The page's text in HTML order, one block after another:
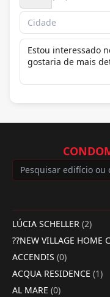
LÚCIA SCHELLER (2)
??NEW VILLAGE HOME
ACCENDIS (0)
ACQUA RESIDENCE (1)
AL MARE (0)